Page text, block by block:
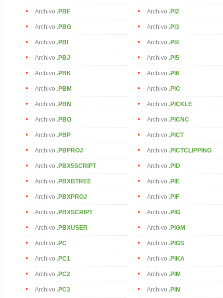
Archivo .PBF
Archivo .PBG
Archivo .PBI
Archivo .PBJ
Archivo .PBK
Archivo .PBM
Archivo .PBN
Archivo .PBO
Archivo .PBP
Archivo .PBPROJ
Archivo .PBX5SCRIPT
Archivo .PBXBTREE
Archivo .PBXPROJ
Archivo .PBXSCRIPT
Archivo .PBXUSER
Archivo .PC
Archivo .PC1
Archivo .PC2
Archivo .PC3
Archivo .PI2
Archivo .PI3
Archivo .PI4
Archivo .PI5
Archivo .PI6
Archivo .PIC
Archivo .PICKLE
Archivo .PICNC
Archivo .PICT
Archivo .PICTCLIPPING
Archivo .PID
Archivo .PIE
Archivo .PIF
Archivo .PIG
Archivo .PIGM
Archivo .PIGS
Archivo .PIKA
Archivo .PIM
Archivo .PIN